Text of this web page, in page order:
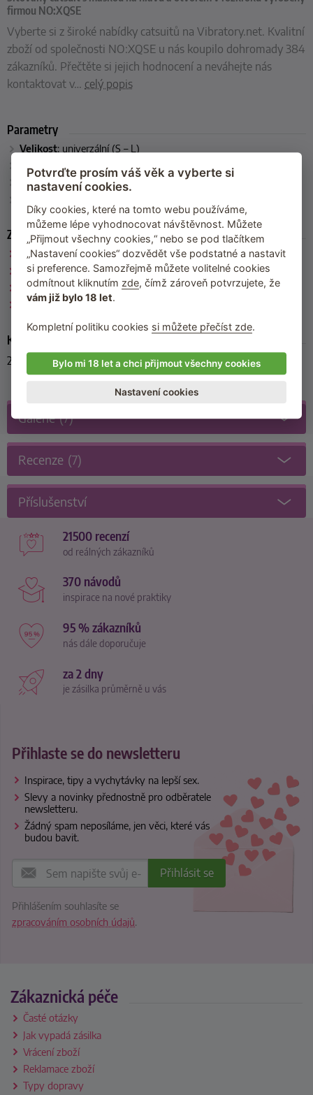
firmou NO:XQSE
Vyberte si z široké nabídky catsuitů na Vibratory.net. Kvalitní
zboží od společnosti NO:XQSE u nás koupilo dohromady 384
zákazníků. Přečtěte si jejich hodnocení a neváhejte nás
kontaktovat v… celý popis
Parametry
Velikost: univerzální (S – L)
Barva
černá
Materiál:100 % polyamid
Zařazeno
NO:XQSE
Catsuity a overaly
Fetiš a BDSM oblečení
Síťované prádlo
Kód produktu
25509541101
Galerie(7)
Recenze (7)
Příslušenství
21500 recenzí
od reálných zákazníků
370 návodů
inspirace na nové praktiky
95 % zákazníků
nás dále doporučuje
za 2 dny
je zásilka průměrně u vás
Přihlaste se do newsletteru
Inspirace, tipy a vychytávky na lepší sex.
Slevy a novinky přednostně pro odběratele
newsletteru.
Žádný spam neposíláme, jen věci, které vás
budou bavit.
Přihlášením souhlasíte se
zpracováním osobních údajů.
Zákaznická péče
Časté otázky
Jak vypadá zásilka
Vrácení zboží
Reklamace zboží
Typy dopravy
Potvrďte prosím váš věk a vyberte si
nastavení cookies.
Díky cookies, které na tomto webu používáme,
můžeme lépe vyhodnocovat návštěvnost. Můžete
„Přijmout všechny cookies,“ nebo se pod tlačítkem
„Nastavení cookies“ dozvědět vše podstatné a nastavit
si preference. Samozřejmě můžete volitelné cookies
odmítnout kliknutím zde, čímž zároveň potvrzujete, že
vám již bylo 18 let.
Kompletní politiku cookies si můžete přečíst zde.
Bylo mi 18 let a chci přijmout všechny cookies
Nastavení cookies